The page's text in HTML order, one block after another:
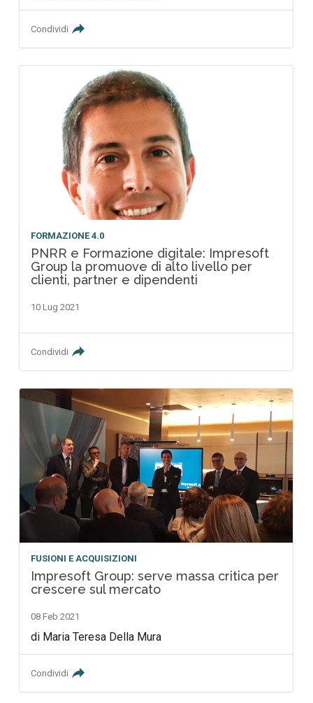
Condividi
FORMAZIONE 4.0
PNRR e Formazione digitale: Impresoft
Group la promuove di alto livello per
clienti, partner e dipendenti
10 Lug 2021
Condividi
FUSIONI E ACQUISIZIONI
Impresoft Group: serve massa critica per
crescere sul mercato
08 Feb 2021
di Maria Teresa Della Mura
Condividi